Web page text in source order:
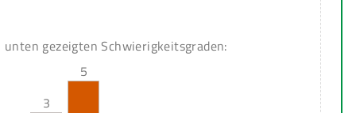
gezeigten Schwierigkeitsgraden:
3
5